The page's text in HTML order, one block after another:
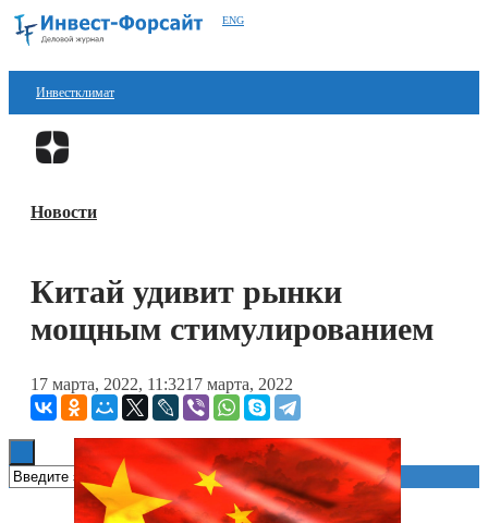
ENG
Инвестклимат
Финансы
Блокчейн
Книги
Новости
Китай удивит рынки
мощным стимулированием
17 марта, 2022, 11:3217 марта, 2022